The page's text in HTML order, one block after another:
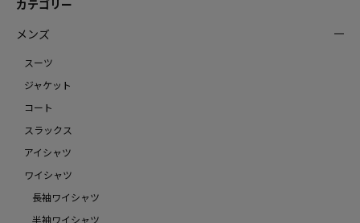
カテゴリー
メンズ
スーツ
ジャケット
コート
スラックス
アイシャツ
ワイシャツ
長袖ワイシャツ
半袖ワイシャツ